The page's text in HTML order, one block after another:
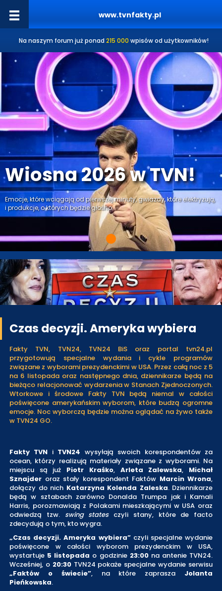
www.tvnfakty.pl
Na naszym forum już ponad 215 000 wpisów od użytkowników!
Wiosna 2026 w TVN!
Emocje, które wciągają od pierwszej minuty, gwiazdy, które elektryzują,
i produkcje, o których będzie głośno.
Czas decyzji. Ameryka wybiera
Fakty TVN, TVN24, TVN24 BiS oraz portal tvn24.pl
przygotowują specjalne wydania i cykle programów
związane z wyborami prezydenckimi w USA. Przez całą noc z 5
na 6 listopada oraz następnego dnia, dziennikarze będą na
bieżąco relacjonować wydarzenia w Stanach Zjednoczonych.
Wtorkowe i środowe Fakty TVN będą niemal w całości
poświęcone amerykańskim wyborom, które budzą ogromne
emocje. Noc wyborczą będzie można oglądać na żywo także
w TVN24 GO.
Fakty TVN i TVN24 wysyłają swoich korespondentów za
ocean, którzy realizują materiały związane z wyborami. Na
miejscu są już Piotr Kraśko, Arleta Zalewska, Michał
Sznajder oraz stały korespondent Faktów Marcin Wrona,
dołączy do nich Katarzyna Kolenda Zaleska. Dziennikarze
będą w sztabach zarówno Donalda Trumpa jak i Kamali
Harris, porozmawiają z Polakami mieszkającymi w USA oraz
odwiedzą tzw. swing states czyli stany, które de facto
zdecydują o tym, kto wygra.
„Czas decyzji. Ameryka wybiera”czyli specjalne wydanie
poświęcone w całości wyborom prezydenckim w USA,
wystartuje 5 listopada o godzinie 23:00na antenie TVN24.
Wcześniej, o 20:30TVN24 pokaże specjalne wydanie serwisu
„Faktów o świecie”, na które zaprasza Jolanta
Pieńkowska.